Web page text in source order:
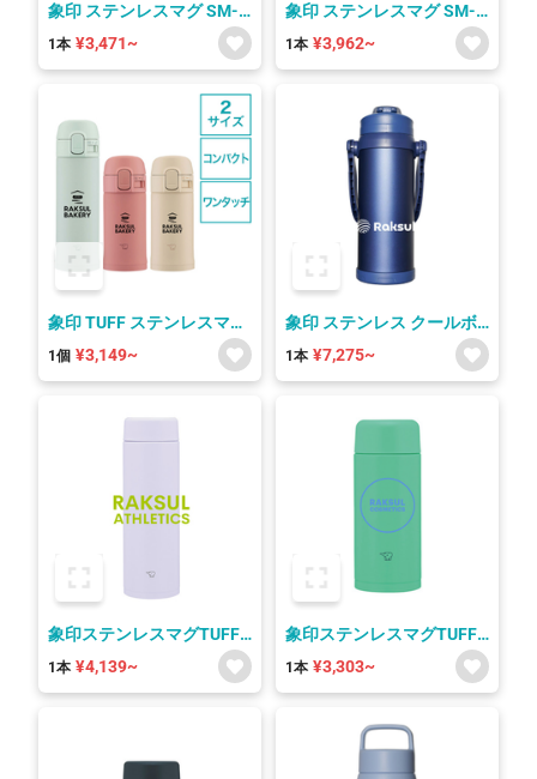
象印 ステンレスマグ SM-
RS型 シームレスせん
1本 ¥3,471~
象印 ステンレスマグ SM-
VB型 シームレスせん
1本 ¥3,962~
象印 TUFF ステンレスマグ
1個 ¥3,149~
象印 ステンレス クールボ
トル SD-BE20
1本 ¥7,275~
象印ステンレスマグTUFF
SM-GS
1本 ¥4,139~
象印ステンレスマグTUFF
SM-MS
1本 ¥3,303~